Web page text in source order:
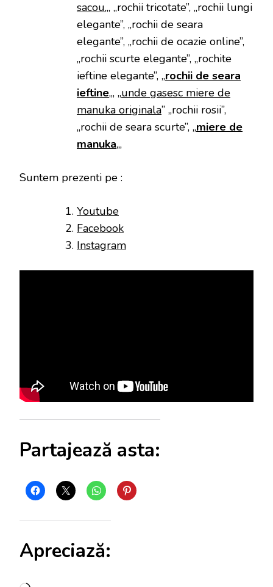
sacou„, „rochii tricotate”, „rochii lungi
elegante”, „rochii de seara
elegante”, „rochii de ocazie online”,
„rochii scurte elegante”, „rochite
ieftine elegante”, „rochii de seara
ieftine„, „unde gasesc miere de
manuka originala” „rochii rosii”,
„rochii de seara scurte”, „miere de
manuka„,
Suntem prezenti pe :
Youtube
Facebook
Instagram
Partajează asta:
Apreciază: